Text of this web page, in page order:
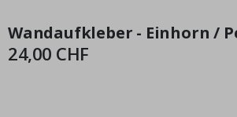
Zusammen gekaufte
Produkte
Zum
Ende
der
Zum
Anfang
der
Wandaufkleber - Einhorn /
24,00 CHF